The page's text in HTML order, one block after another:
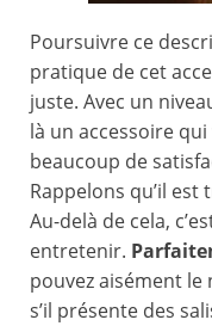
Poursuivre ce
pratique de cet
juste. Avec un
là un accessoire
beaucoup de
Rappelons qu’il
Au-delà de cela,
entretenir.
pouvez aisément
s’il présente des